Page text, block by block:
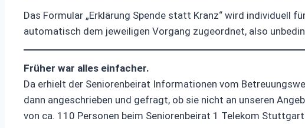
Das Formular „Erklärung Spende statt Kranz“ wird individuell
automatisch dem jeweiligen Vorgang zugeordnet, also
Früher war alles einfacher.
Da erhielt der Seniorenbeirat Informationen vom
dann angeschrieben und gefragt, ob sie nicht an unseren
von ca. 110 Personen beim Seniorenbeirat 1 Telekom